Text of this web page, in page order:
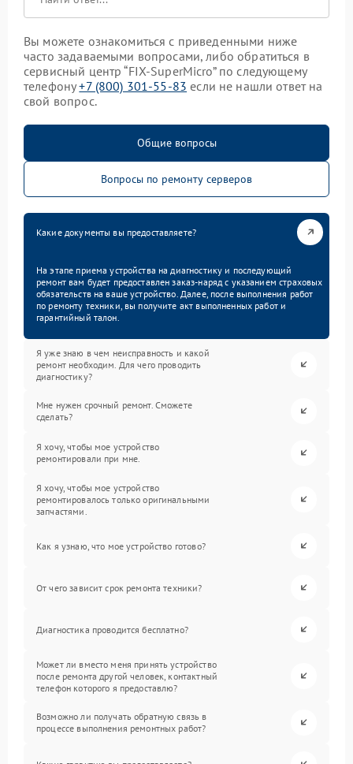
Вы можете ознакомиться с приведенными ниже
часто задаваемыми вопросами, либо обратиться в
сервисный центр “FIX-SuperMicro” по следующему
телефону+7 (800) 301-55-83 если не нашли ответ на
свой вопрос.
Общие вопросы
Вопросы по ремонту серверов
Какие документы вы предоставляете?
На этапе приема устройства на диагностику и последующий
ремонт вам будет предоставлен заказ-наряд с указанием страховых
обязательств на ваше устройство. Далее, после выполнения работ
по ремонту техники, вы получите акт выполненных работ и
гарантийный талон.
Я уже знаю в чем неисправность и какой
ремонт необходим. Для чего проводить
диагностику?
Мне нужен срочный ремонт. Сможете
сделать?
Я хочу, чтобы мое устройство
ремонтировали при мне.
Я хочу, чтобы мое устройство
ремонтировалось только оригинальными
запчастями.
Как я узнаю, что мое устройство готово?
От чего зависит срок ремонта техники?
Диагностика проводится бесплатно?
Может ли вместо меня принять устройство
после ремонта другой человек, контактный
телефон которого я предоставлю?
Возможно ли получать обратную связь в
процессе выполнения ремонтных работ?